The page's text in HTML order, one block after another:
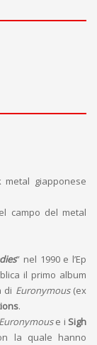
giapponese
campo del metal
” nel 1990 e l’Ep
il primo album
di Euronymous(ex
.
Euronymouse i Sigh
la quale hanno